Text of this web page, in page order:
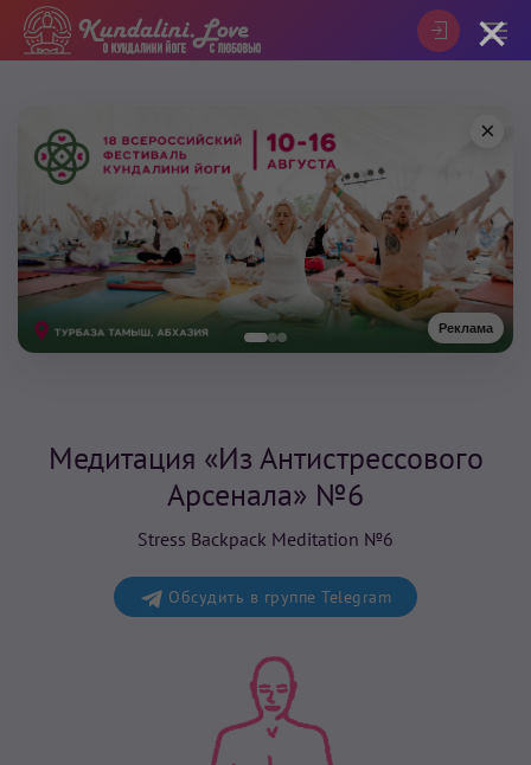
Реклама
×
Медитация «Из Антистрессового
Арсенала» №6
Stress Backpack Meditation №6
Обсудить в группе Telegram
×